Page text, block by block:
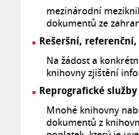
mezinárodní
dokumentů ze
Rešeršní,
Na žádost a
knihovny zjištění
Reprografické služby
Mnohé knihovny
dokumentů z